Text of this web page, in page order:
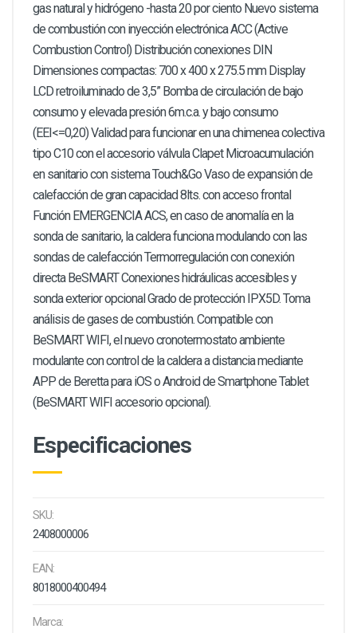
gas natural y hidrógeno -hasta 20 por ciento Nuevo sistema
de combustión con inyección electrónica ACC (Active
Combustion Control) Distribución conexiones DIN
Dimensiones compactas: 700 x 400 x 275.5 mm Display
LCD retroiluminado de 3,5” Bomba de circulación de bajo
consumo y elevada presión 6m.c.a. y bajo consumo
(EEI<=0,20) Validad para funcionar en una chimenea colectiva
tipo C10 con el accesorio válvula Clapet Microacumulación
en sanitario con sistema Touch&Go Vaso de expansión de
calefacción de gran capacidad 8lts. con acceso frontal
Función EMERGENCIA ACS, en caso de anomalía en la
sonda de sanitario, la caldera funciona modulando con las
sondas de calefacción Termorregulación con conexión
directa BeSMART Conexiones hidráulicas accesibles y
sonda exterior opcional Grado de protección IPX5D. Toma
análisis de gases de combustión. Compatible con
BeSMART WIFI, el nuevo cronotermostato ambiente
modulante con control de la caldera a distancia mediante
APP de Beretta para iOS o Android de Smartphone Tablet
(BeSMART WIFI accesorio opcional).
Especificaciones
SKU:
2408000006
EAN:
8018000400494
Marca: